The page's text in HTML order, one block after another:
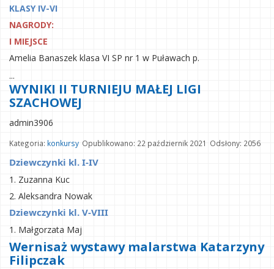
KLASY IV-VI
NAGRODY:
I MIEJSCE
Amelia Banaszek klasa VI SP nr 1 w Puławach p.
...
WYNIKI II TURNIEJU MAŁEJ LIGI
SZACHOWEJ
admin3906
Kategoria: konkursy Opublikowano: 22 październik 2021 Odsłony: 2056
Dziewczynki kl. I-IV
1. Zuzanna Kuc
2. Aleksandra Nowak
Dziewczynki kl. V-VIII
1. Małgorzata Maj
Wernisaż wystawy malarstwa Katarzyny
Filipczak